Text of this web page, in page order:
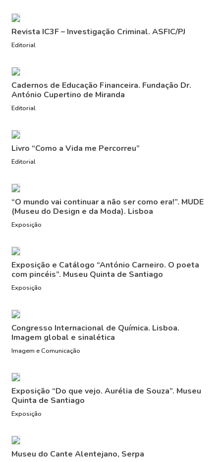
Revista IC3F – Investigação Criminal. ASFIC/PJ
Editorial
Cadernos de Educação Financeira. Fundação Dr.
António Cupertino de Miranda
Editorial
Livro “Como a Vida me Percorreu”
Editorial
“O mundo vai continuar a não ser como era!”. MUDE
(Museu do Design e da Moda). Lisboa
Exposição
Exposição e Catálogo “António Carneiro. O poeta
com pincéis”. Museu Quinta de Santiago
Exposição
Congresso Internacional de Química. Lisboa.
Imagem global e sinalética
Imagem e Comunicação
Exposição “Do que vejo. Aurélia de Souza”. Museu
Quinta de Santiago
Exposição
Museu do Cante Alentejano, Serpa